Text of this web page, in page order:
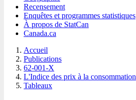
Recensement
Enquêtes et programmes statistiques
À propos de StatCan
Canada.ca
Accueil
Publications
62-001-X
L'Indice des prix à la consommation
Tableaux